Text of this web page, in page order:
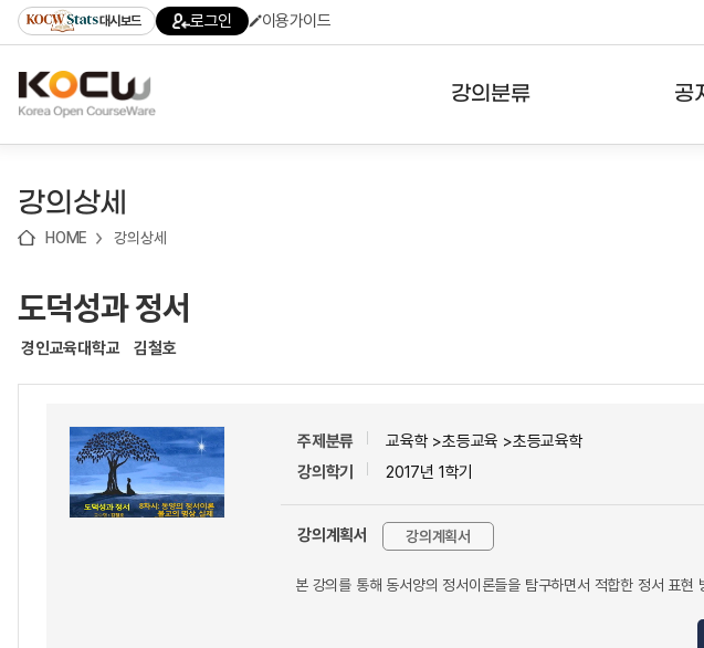
기
기
기
content)
가
대시보드 로그인 이용가이드
강의분류 공
강의상세
HOME 강의상세
도덕성과 정서
경인교육대학교 김철호
주제분류
교육학 >초등교육 >초등교육학
강의학기
2017년 1학기
강의계획서 강의계획서
본 강의를 통해 동서양의 정서이론들을 탐구하면서 적합한 정서 표현